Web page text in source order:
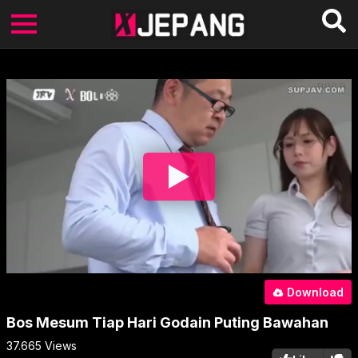
Download
Bos Mesum Tiap Hari Godain Puting Bawahan
37.665 Views